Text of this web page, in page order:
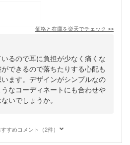
価格と在庫を楽天でチェック >>
るので耳に負担が少なく痛くな
できるので落ちたりする心配も
ます。デザインがシンプルなの
なコーディネートにも合わせや
いでしょうか。
すめコメント（2件）